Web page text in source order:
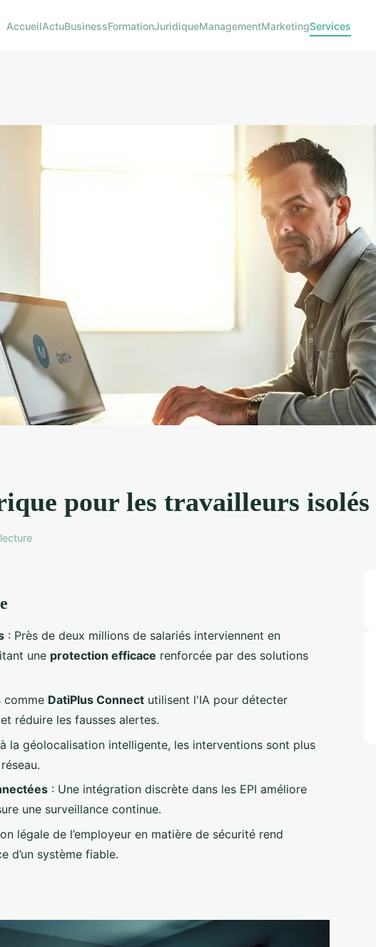
AccueilActuBusinessFormationJuridiqueManagementMarketingServices
pour les travailleurs
: Près de deux millions de salariés interviennent en
une protection efficace renforcée par des solutions
comme DatiPlus Connect utilisent l'IA pour détecter
réduire les fausses alertes.
la géolocalisation intelligente, les interventions sont plus
: Une intégration discrète dans les EPI améliore
une surveillance continue.
légale de l’employeur en matière de sécurité rend
d’un système fiable.